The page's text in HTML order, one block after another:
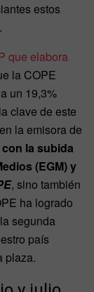
estos
que elabora
la COPE
un 19,3%
clave de este
la emisora de
la subida
(EGM)y
, sino también
ha logrado
segunda
país
plaza.